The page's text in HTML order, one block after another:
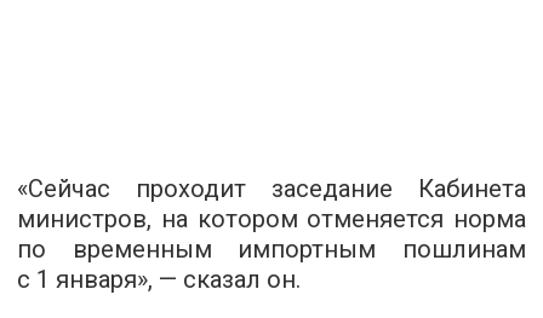
«Сейчас проходит заседание Кабинета
министров, на котором отменяется норма
по временным импортным пошлинам
с 1 января», — сказал он.